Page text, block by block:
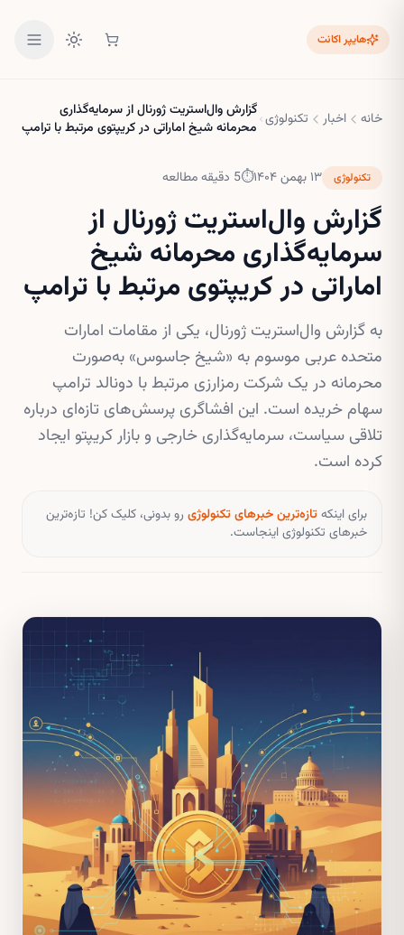
هایپر اکانت
خانه اخبار تکنولوژی گزارش وال‌استریت ژورنال از سرمایه‌گذاری
محرمانه شیخ اماراتی در کریپتوی مرتبط با ترامپ
تکنولوژی ۱۳ بهمن ۱۴۰۴ ⏱
5 دقیقه مطالعه
گزارش وال‌استریت ژورنال از
سرمایه‌گذاری محرمانه شیخ
اماراتی در کریپتوی مرتبط با ترامپ
به گزارش وال‌استریت ژورنال، یکی از مقامات امارات
متحده عربی موسوم به «شیخ جاسوس» به‌صورت
محرمانه در یک شرکت رمزارزی مرتبط با دونالد ترامپ
سهام خریده است. این افشاگری پرسش‌های تازه‌ای درباره
تلاقی سیاست، سرمایه‌گذاری خارجی و بازار کریپتو ایجاد
کرده است.
برای اینکهتازه‌ترین خبرهای تکنولوژی رو بدونی، کلیک کن! تازه‌ترین
خبرهای تکنولوژی اینجاست.